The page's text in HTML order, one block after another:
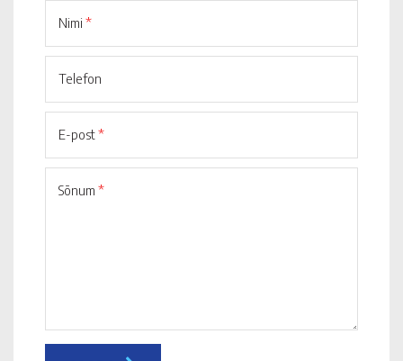
Nimi *
Telefon
E-post*
Sõnum *